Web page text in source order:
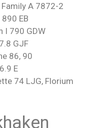
A 7872-2
EB
I 790 GDW
GJF
86, 90
E
74 LJG, Florium